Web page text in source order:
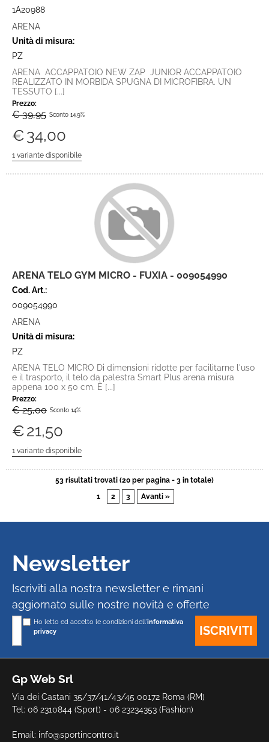
1A20988
ARENA
Unità di misura:
PZ
ARENA ACCAPPATOIO NEW ZAP JUNIOR ACCAPPATOIO
REALIZZATO IN MORBIDA SPUGNA DI MICROFIBRA. UN
TESSUTO [...]
Prezzo:
€ 39,95 Sconto 14.9%
€34,00
ARENA TELO GYM MICRO - FUXIA - 009054990
Cod. Art.:
009054990
ARENA
Unità di misura:
PZ
ARENA TELO MICRO Di dimensioni ridotte per facilitarne l'uso
e il trasporto, il telo da palestra Smart Plus arena misura
appena 100 x 50 cm. È [...]
Prezzo:
€ 25,00 Sconto 14%
€21,50
53 risultati trovati (20 per pagina - 3 in totale)
1
2 3 Avanti »
Gp Web Srl
Via dei Castani 35/37/41/43/45 00172 Roma (RM)
Tel: 06 2310844 (Sport) - 06 23234353 (Fashion)
Email: info@sportincontro.it
Newsletter
Iscriviti alla nostra newsletter e rimani
aggiornato sulle nostre novità e offerte
Ho letto ed accetto le condizioni dell'informativa
privacy